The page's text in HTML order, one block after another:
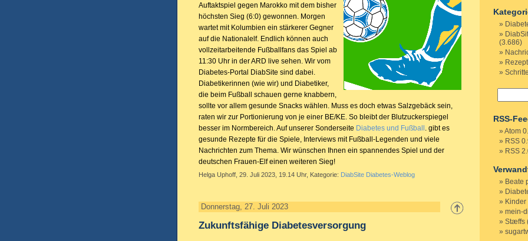
Auftaktspiel gegen Marokko mit dem bisher
höchsten Sieg (6:0) gewonnen. Morgen
wartet mit Kolumbien ein stärkerer Gegner
auf die Nationalelf. Endlich können auch
vollzeitarbeitende Fußballfans das Spiel ab
11:30 Uhr in der ARD live sehen. Wir vom
Diabetes-Portal DiabSite sind dabei.
Diabetikerinnen (wie wir) und Diabetiker,
die beim Fußball schauen gerne knabbern,
sollte vor allem gesunde Snacks wählen. Muss es doch etwas Salzgebäck sein,
raten wir zur Portionierung von je einer BE/KE. So bleibt der Blutzuckerspiegel
besser im Normbereich. Auf unserer Sonderseite Diabetes und Fußball . gibt es
gesunde Rezepte für die Spiele, Interviews mit Fußball-Legenden und viele
Nachrichten zum Thema. Wir wünschen Ihnen ein spannendes Spiel und der
deutschen Frauen-Elf einen weiteren Sieg!
Helga Uphoff, 29. Juli 2023, 19.14 Uhr, Kategorie: DiabSite Diabetes-Weblog
Donnerstag, 27. Juli 2023
Zukunftsfähige Diabetesversorgung
(3.686)
RSS-
Atom
RSS
RSS
Beate
mein-
Stæffs